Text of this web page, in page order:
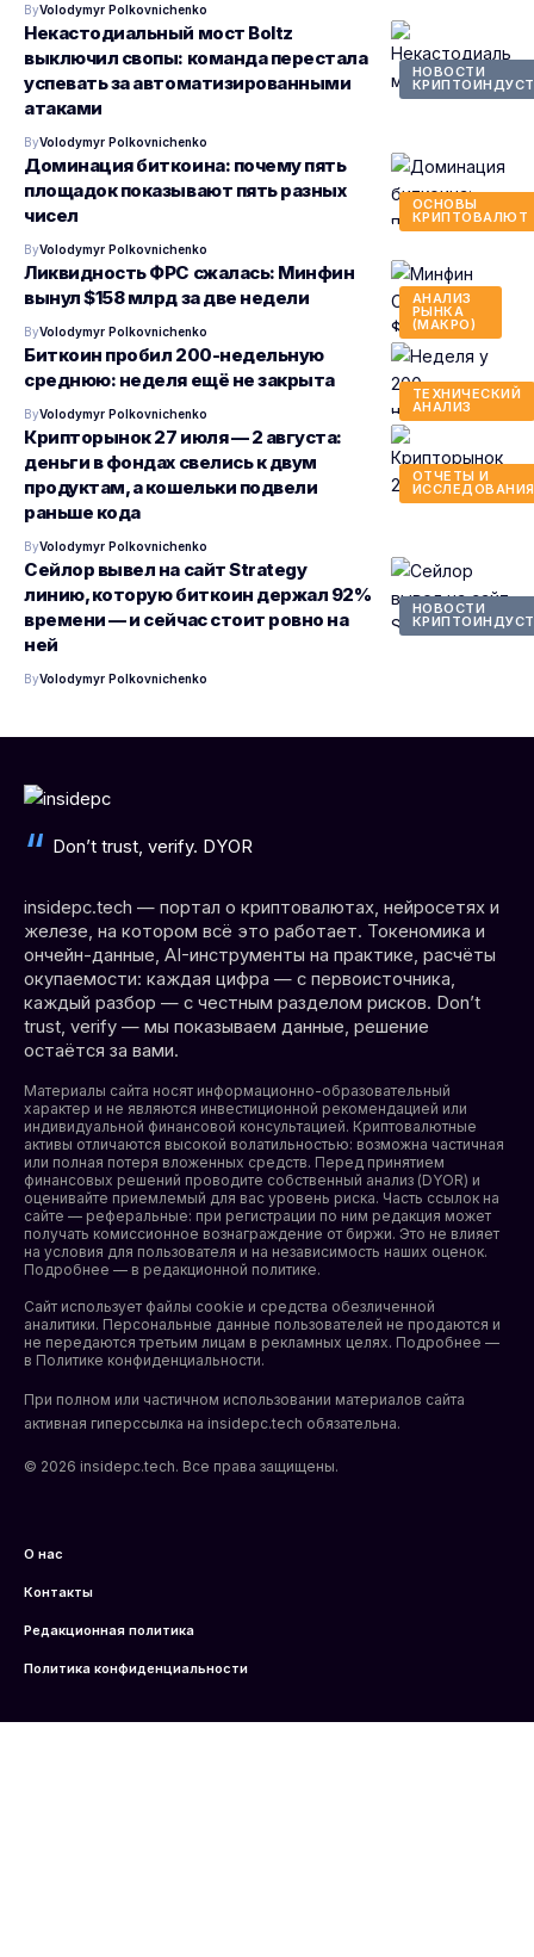
ByVolodymyr Polkovnichenko
НОВОСТИ
Некастодиальный мост Boltz
выключил свопы: команда перестала
успевать за автоматизированными
атаками
ByVolodymyr Polkovnichenko
ОСНОВЫ
КРИПТОВАЛЮТ
Доминация биткоина: почему пять
площадок показывают пять разных
чисел
ByVolodymyr Polkovnichenko
АНАЛИЗ
РЫНКА
(МАКРО)
Ликвидность ФРС сжалась: Минфин
вынул $158 млрд за две недели
ByVolodymyr Polkovnichenko
ТЕХНИЧЕСКИЙ
АНАЛИЗ
Биткоин пробил 200-недельную
среднюю: неделя ещё не закрыта
ByVolodymyr Polkovnichenko
ОТЧЕТЫ И
ИССЛЕДОВАНИЯ
Крипторынок 27 июля — 2 августа:
деньги в фондах свелись к двум
продуктам, а кошельки подвели
раньше кода
ByVolodymyr Polkovnichenko
НОВОСТИ
Сейлор вывел на сайт Strategy
линию, которую биткоин держал 92%
времени — и сейчас стоит ровно на
ней
ByVolodymyr Polkovnichenko
Don’t trust, verify. DYOR
insidepc.tech — портал о криптовалютах, нейросетях и
железе, на котором всё это работает. Токеномика и
ончейн-данные, AI-инструменты на практике, расчёты
окупаемости: каждая цифра — с первоисточника,
каждый разбор — с честным разделом рисков. Don’t
trust, verify — мы показываем данные, решение
остаётся за вами.
Материалы сайта носят информационно-образовательный
характер и не являются инвестиционной рекомендацией или
индивидуальной финансовой консультацией. Криптовалютные
активы отличаются высокой волатильностью: возможна частичная
или полная потеря вложенных средств. Перед принятием
финансовых решений проводите собственный анализ (DYOR) и
оценивайте приемлемый для вас уровень риска. Часть ссылок на
сайте — реферальные: при регистрации по ним редакция может
получать комиссионное вознаграждение от биржи. Это не влияет
на условия для пользователя и на независимость наших оценок.
Подробнее — в редакционной политике.
Сайт использует файлы cookie и средства обезличенной
аналитики. Персональные данные пользователей не продаются и
не передаются третьим лицам в рекламных целях. Подробнее —
в Политике конфиденциальности.
При полном или частичном использовании материалов сайта
активная гиперссылка на insidepc.tech обязательна.
© 2026 insidepc.tech. Все права защищены.
О нас
Контакты
Редакционная политика
Политика конфиденциальности